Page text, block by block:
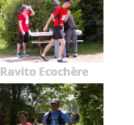
Ravito Ecochère